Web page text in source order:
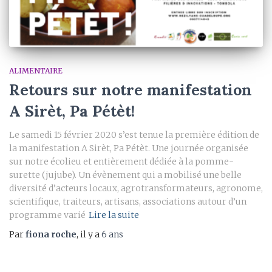
ALIMENTAIRE
Retours sur notre manifestation
A Sirèt, Pa Pétèt!
Le samedi 15 février 2020 s’est tenue la première édition de
la manifestation A Sirèt, Pa Pétèt. Une journée organisée
sur notre écolieu et entièrement dédiée à la pomme-
surette (jujube). Un évènement qui a mobilisé une belle
diversité d’acteurs locaux, agrotransformateurs, agronome,
scientifique, traiteurs, artisans, associations autour d’un
programme varié Lire la suite
Parfiona roche, il y a6 ans